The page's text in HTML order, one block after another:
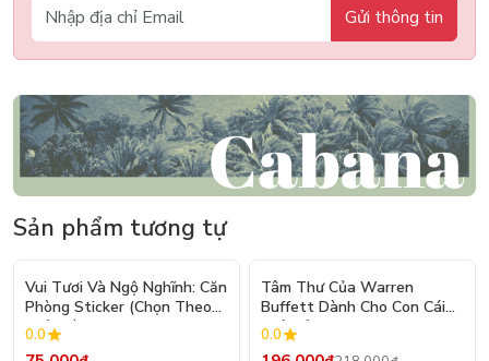
Gửi thông tin
Sản phẩm tương tự
Vui Tươi Và Ngộ Nghĩnh: Căn
Phòng Sticker (Chọn Theo
Chủ Đề) - Hơn 250 Sticker
0.0
Tâm Thư Của Warren
Buffett Dành Cho Con Cái
(Tái Bản 2026)
0.0